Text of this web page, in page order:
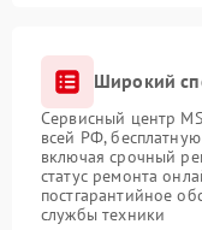
Широкий
Сервисный центр
всей РФ,
включая срочный
статус ремонта
постгарантийное
службы техники